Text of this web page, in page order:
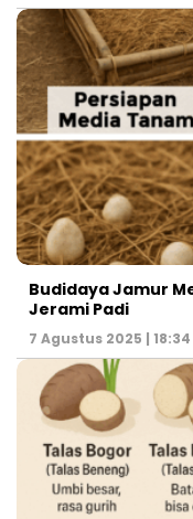
Budidaya Jamur
Jerami Padi
7 Agustus 2025 | 18:34